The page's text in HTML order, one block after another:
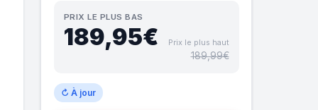
PRIX LE PLUS BAS
189,95€ Prix le plus haut
189,99€
↻ À jour